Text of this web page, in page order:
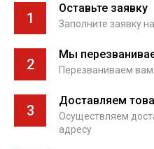
1
Оставьте заявку
Заполните заявку
2
Мы
Перезваниваем
3
Доставляем
Осуществляем
адресу